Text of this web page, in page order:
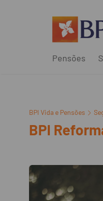
Pensões
BPI Vida e Pensões
BPI